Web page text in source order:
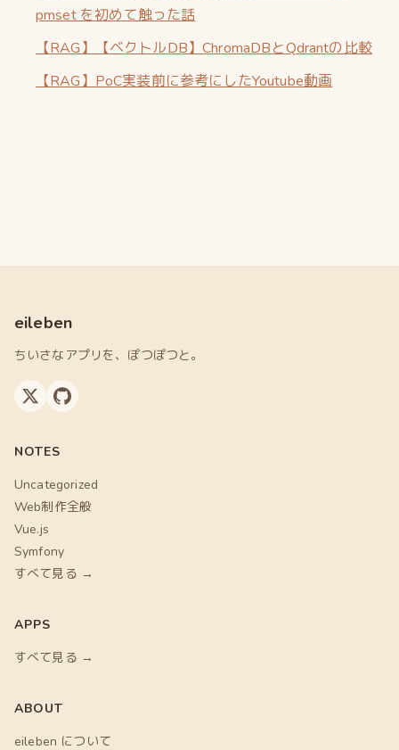
pmset を初めて触った話
【RAG】【ベクトルDB】ChromaDBとQdrantの比較
【RAG】PoC実装前に参考にしたYoutube動画
eileben
ちいさなアプリを、ぽつぽつと。
NOTES
Uncategorized
Web制作全般
Vue.js
Symfony
すべて見る →
APPS
すべて見る →
ABOUT
eileben について